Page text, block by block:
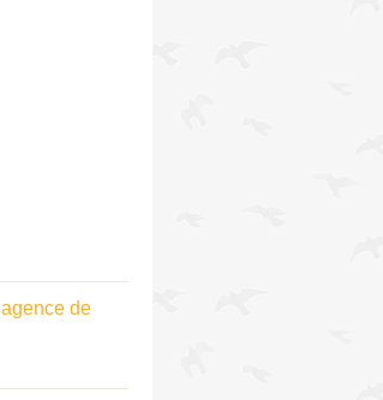
agence de